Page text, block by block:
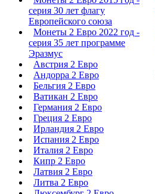
серия 30 лет флагу
Европейского союза
Монеты 2 Евро 2022 год -
серия 35 лет программе
Эразмус
Австрия 2 Евро
Андорра 2 Евро
Бельгия 2 Евро
Ватикан 2 Евро
Германия 2 Евро
Греция 2 Евро
Ирландия 2 Евро
Испания 2 Евро
Италия 2 Евро
Кипр 2 Евро
Латвия 2 Евро
Литва 2 Евро